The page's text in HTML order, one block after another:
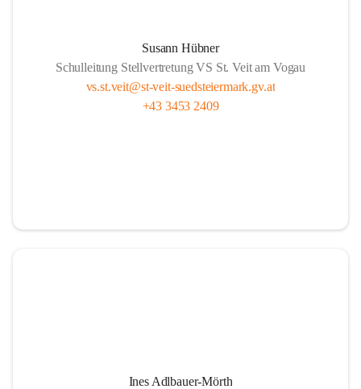
Susann Hübner
Schulleitung Stellvertretung VS St. Veit am Vogau
vs.st.veit@st-veit-suedsteiermark.gv.at
+43 3453 2409
Ines Adlbauer-Mörth